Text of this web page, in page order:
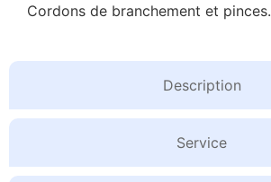
Description
Service
Cordons de branchement et pinces.